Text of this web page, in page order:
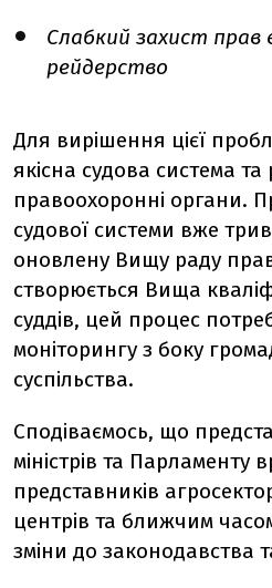
Слабкий захист прав
рейдерство
Для вирішення цієї
якісна судова система
правоохоронні органи.
судової системи вже
оновлену Вищу раду
створюється Вища
суддів, цей процес
моніторингу з боку
суспільства.
Сподіваємось, що
міністрів та Парламенту
представників
центрів та ближчим
зміни до законодавства